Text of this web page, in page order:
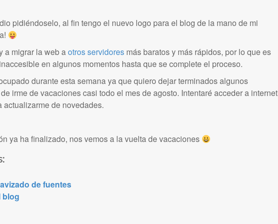
pidiéndoselo, al fin tengo el nuevo logo para el blog de la mano de mi
a migrar la web aotros servidores más baratos y más rápidos, por lo que es
en algunos momentos hasta que se complete el proceso.
durante esta semana ya que quiero dejar terminados algunos
irme de vacaciones casi todo el mes de agosto. Intentaré acceder a internet
de novedades.
ya ha finalizado, nos vemos a la vuelta de vacaciones
de fuentes
blog